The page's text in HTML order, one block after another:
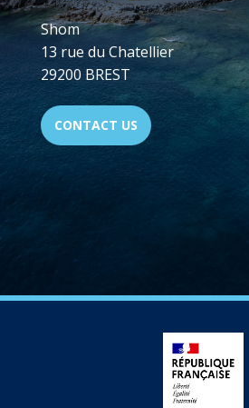
Shom
13 rue du Chatellier
29200 BREST
CONTACT US